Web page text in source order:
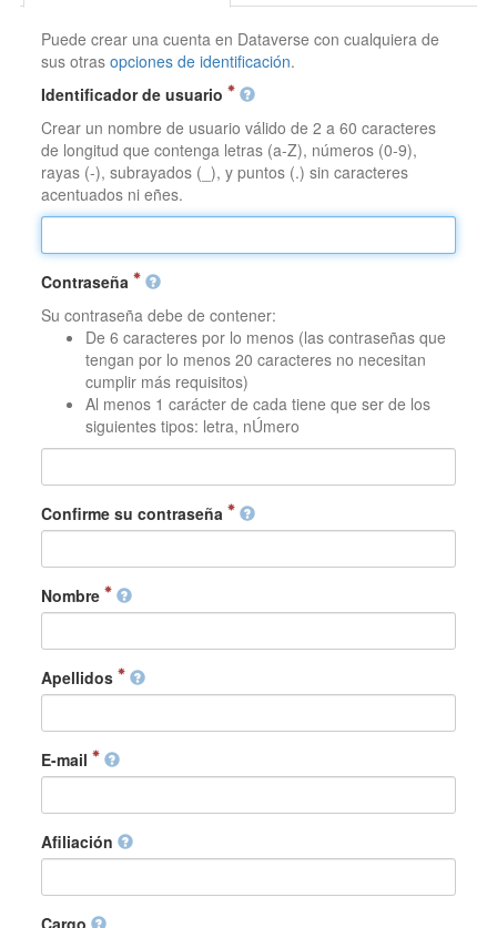
Puede crear una cuenta en Dataverse con cualquiera de
sus otrasopciones de identificación.
Identificador de usuario
Crear un nombre de usuario válido de 2 a 60 caracteres
de longitud que contenga letras (a-Z), números (0-9),
rayas (-), subrayados (_), y puntos (.) sin caracteres
acentuados ni eñes.
Contraseña
Su contraseña debe de contener:
De 6 caracteres por lo menos (las contraseñas que
tengan por lo menos 20 caracteres no necesitan
cumplir más requisitos)
Al menos 1 carácter de cada tiene que ser de los
siguientes tipos: letra, nÚmero
Confirme su contraseña
Nombre
Apellidos
E-mail
Afiliación
Cargo